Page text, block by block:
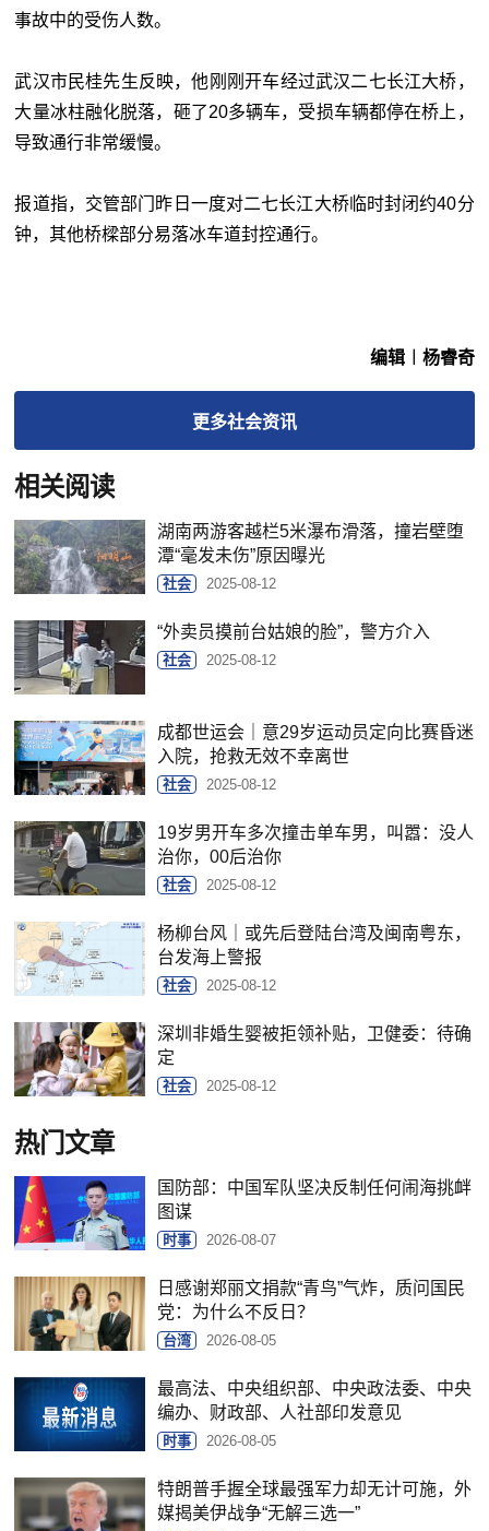
事故中的受伤人数。
武汉市民桂先生反映，他刚刚开车经过武汉二七长江大桥，
大量冰柱融化脱落，砸了20多辆车，受损车辆都停在桥上，
导致通行非常缓慢。
报道指，交管部门昨日一度对二七长江大桥临时封闭约40分
钟，其他桥樑部分易落冰车道封控通行。
编辑︱杨睿奇
更多社会资讯
相关阅读
湖南两游客越栏5米瀑布滑落，撞岩壁堕
潭“毫发未伤”原因曝光
社会 2025-08-12
“外卖员摸前台姑娘的脸”，警方介入
社会 2025-08-12
成都世运会｜意29岁运动员定向比赛昏迷
入院，抢救无效不幸离世
社会 2025-08-12
19岁男开车多次撞击单车男，叫嚣：没人
治你，00后治你
社会 2025-08-12
杨柳台风｜或先后登陆台湾及闽南粤东，
台发海上警报
社会 2025-08-12
深圳非婚生婴被拒领补贴，卫健委：待确
定
社会 2025-08-12
热门文章
国防部：中国军队坚决反制任何闹海挑衅
图谋
时事 2026-08-07
日感谢郑丽文捐款“青鸟”气炸，质问国民
党：为什么不反日？
台湾 2026-08-05
最高法、中央组织部、中央政法委、中央
编办、财政部、人社部印发意见
时事 2026-08-05
特朗普手握全球最强军力却无计可施，外
媒揭美伊战争“无解三选一”